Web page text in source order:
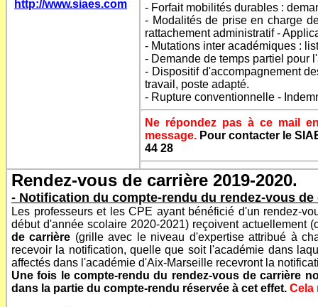
http://www.siaes.com
- Forfait mobilités durables :
- Modalités de prise en charge
rattachement administratif -
- Mutations inter académiques :
- Demande de temps partiel pour
- Dispositif d'accompagnement
travail, poste adapté.
- Rupture conventionnelle -
Ne répondez pas à ce mail
message. Pour contacter le
44 28
Rendez-vous de carrière 2019-2020.
- Notification du compte-rendu du rendez-vous de
Les professeurs et les CPE ayant bénéficié d'un rendez-
début d'année scolaire 2020-2021) reçoivent actuellement
de carrière (grille avec le niveau d'expertise attribué à
recevoir la notification, quelle que soit l'académie dans
affectés dans l'académie d'Aix-Marseille recevront la
Une fois le compte-rendu du rendez-vous de carrière
dans la partie du compte-rendu réservée à cet effet. Cela